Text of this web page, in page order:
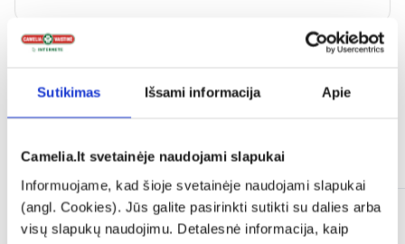
Sutikimas Išsami informacija Apie
Camelia.lt svetainėje naudojami slapukai
Informuojame, kad šioje svetainėje naudojami slapukai
(angl. Cookies). Jūs galite pasirinkti sutikti su dalies arba
visų slapukų naudojimu. Detalesnė informacija, kaip
Panašios prekės